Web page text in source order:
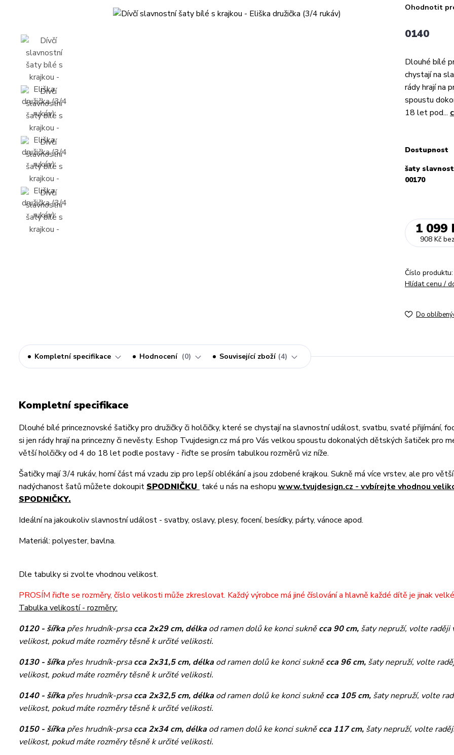
Ohodnotit
0140
Dlouhé bílé
chystají na
rády hrají na
spoustu
18 let pod...
Dostupnost
šaty
00170
1 099
908 Kč
Číslo produktu:
Hlídat cenu /
Do
Kompletní specifikace Hodnocení 0 Související zboží 4
Kompletní specifikace
Dlouhé bílé princeznovské šatičky pro družičky či holčičky, které se chystají na slavnostní událost, svatbu, svaté přijímání,
si jen rády hrají na princezny či nevěsty. Eshop Tvujdesign.cz má pro Vás velkou spoustu dokonalých dětských šatiček pro
větší holčičky od 4 do 18 let podle postavy - řiďte se prosím tabulkou rozměrů viz níže.
Šatičky mají 3/4 rukáv, horní část má vzadu zip pro lepší oblékání a jsou zdobené krajkou. Sukně má více vrstev, ale pro
nadýchanost šatů můžete dokoupit SPODNIČKU také u nás na eshopu www.tvujdesign.cz - vvbírejte vhodnou
SPODNIČKY.
Ideální na jakoukoliv slavnostní událost - svatby, oslavy, plesy, focení, besídky, párty, vánoce apod.
Materiál: polyester, bavlna.
Dle tabulky si zvolte vhodnou velikost.
PROSÍM řiďte se rozměry, číslo velikosti může zkreslovat. Každý výrobce má jiné číslování a hlavně každé dítě je jinak
Tabulka velikostí - rozměry:
0120 - šířka přes hrudník-prsacca 2x29 cm, délka od ramen dolů ke konci sukněcca 90 cm, šaty nepruží, volte raději
velikost, pokud máte rozměry těsně k určité velikosti.
0130 - šířka přes hrudník-prsacca 2x31,5 cm, délka od ramen dolů ke konci sukněcca 96 cm, šaty nepruží, volte
velikost, pokud máte rozměry těsně k určité velikosti.
0140 - šířka přes hrudník-prsacca 2x32,5 cm, délka od ramen dolů ke konci sukněcca 105 cm, šaty nepruží, volte
velikost, pokud máte rozměry těsně k určité velikosti.
0150 - šířka přes hrudník-prsacca 2x34 cm, délka od ramen dolů ke konci sukněcca 117 cm, šaty nepruží, volte
velikost, pokud máte rozměry těsně k určité velikosti.